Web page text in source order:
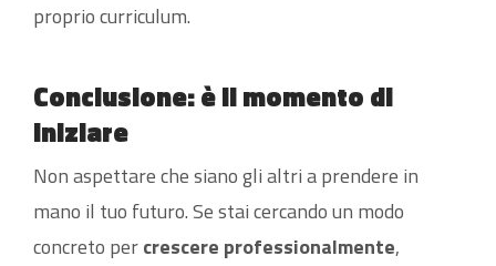
proprio curriculum.
Conclusione: è il momento di
iniziare
Non aspettare che siano gli altri a prendere in
mano il tuo futuro. Se stai cercando un modo
concreto percrescere professionalmente,